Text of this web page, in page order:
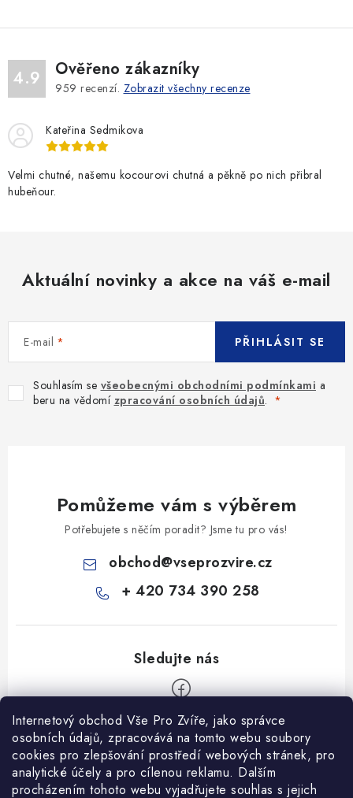
Internetový obchod Vše Pro Zvíře, jako správce
osobních údajů, zpracovává na tomto webu soubory
cookies pro zlepšování prostředí webových stránek, pro
analytické účely a pro cílenou reklamu. Dalším
procházením tohoto webu vyjadřujete souhlas s jejich
4.9 Ověřeno zákazníky
959 recenzí. Zobrazit všechny recenze
Kateřina Sedmikova
Velmi chutné, našemu kocourovi chutná a pěkně po nich přibral
hubeňour.
Aktuální novinky a akce na váš e-mail
E-mail
Souhlasím se všeobecnými obchodními podmínkami a
beru na vědomí zpracování osobních údajů.
PŘIHLÁSIT SE
Pomůžeme vám s výběrem
Potřebujete s něčím poradit? Jsme tu pro vás!
obchod@vseprozvire.cz
+ 420 734 390 258
Informace pro Vás